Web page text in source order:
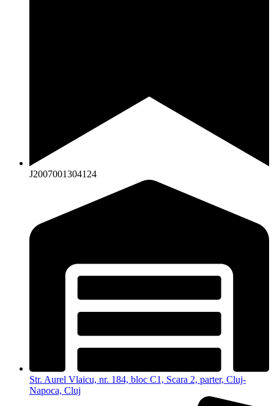
J2007001304124
Str. Aurel Vlaicu, nr. 184, bloc C1, Scara 2, parter, Cluj-
Napoca, Cluj